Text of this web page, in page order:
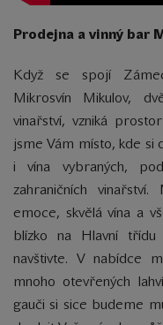
Prodejna a vinný bar
Když se spojí
Mikrosvín Mikulov,
vinařství, vzniká
jsme Vám místo, kde si
i vína vybraných,
zahraničních
emoce, skvělá vína a
blízko na Hlavní
navštivte. V nabídce
mnoho otevřených
gauči si sice budeme